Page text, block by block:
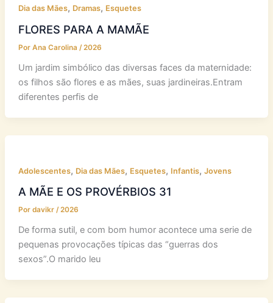
Dia das Mães, Dramas, Esquetes
FLORES PARA A MAMÃE
Por Ana Carolina /2026
Um jardim simbólico das diversas faces da maternidade:
os filhos são flores e as mães, suas jardineiras.Entram
diferentes perfis de
Adolescentes, Dia das Mães, Esquetes, Infantis, Jovens
A MÃE E OS PROVÉRBIOS 31
Por davikr /2026
De forma sutil, e com bom humor acontece uma serie de
pequenas provocações típicas das “guerras dos
sexos”.O marido leu